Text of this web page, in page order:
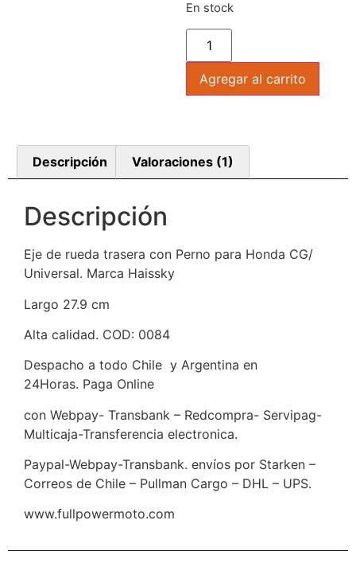
En stock
Agregar al carrito
Descripción Valoraciones (1)
Descripción
Eje de rueda trasera con Perno para Honda CG/
Universal. Marca Haissky
Largo 27.9 cm
Alta calidad. COD: 0084
Despacho a todo Chile y Argentina en
24Horas. Paga Online
con Webpay- Transbank – Redcompra- Servipag-
Multicaja-Transferencia electronica.
Paypal-Webpay-Transbank. envíos por Starken –
Correos de Chile – Pullman Cargo – DHL – UPS.
www.fullpowermoto.com